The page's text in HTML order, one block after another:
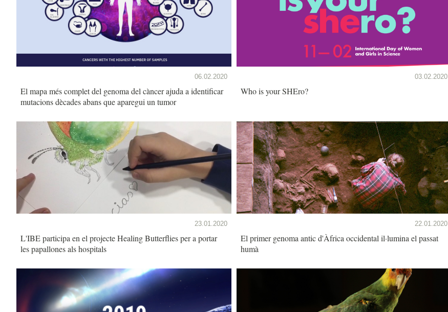
06.02.2020
El mapa més complet del genoma del càncer ajuda a identificar
mutacions dècades abans que aparegui un tumor
03.02.2020
Who is your SHEro?
23.01.2020
L'IBE participa en el projecte Healing Butterflies per a portar
les papallones als hospitals
22.01.2020
El primer genoma antic d'Àfrica occidental il·lumina el passat
humà